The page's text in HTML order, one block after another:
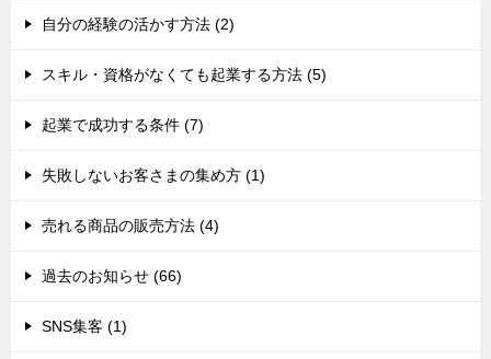
自分の経験の活かす方法 (2)
スキル・資格がなくても起業する方法 (5)
起業で成功する条件 (7)
失敗しないお客さまの集め方 (1)
売れる商品の販売方法 (4)
過去のお知らせ (66)
SNS集客 (1)